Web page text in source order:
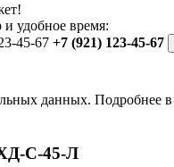
и удобное время:
45-67 +7 (921) 123-45-67
данных. Подробнее в
С-45-Л